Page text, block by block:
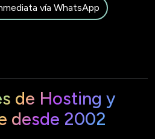
vía WhatsApp
de Hosting y
desde 2002